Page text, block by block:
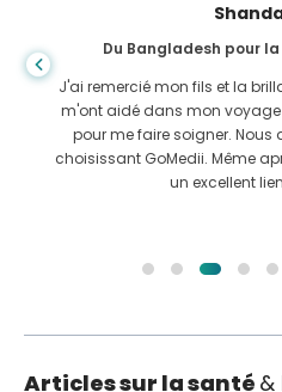
Du Bangladesh pour
J'ai remercié mon fils et la
m'ont aidé dans mon
pour me faire soigner. Nous
choisissant GoMedii. Même
un excellent
Articles sur la santé &